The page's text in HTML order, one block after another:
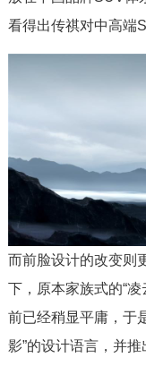
看得出传祺对中高端
而前脸设计的改变则
下，原本家族式的“
前已经稍显平庸，于
影”的设计语言，并推